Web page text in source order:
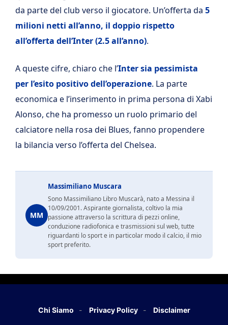
da parte del club verso il giocatore. Un’offerta da 5
milioni netti all’anno, il doppio rispetto
all’offerta dell’Inter (2.5 all’anno).
A queste cifre, chiaro che l’Inter sia pessimista
per l’esito positivo dell’operazione. La parte
economica e l’inserimento in prima persona di Xabi
Alonso, che ha promesso un ruolo primario del
calciatore nella rosa dei Blues, fanno propendere
la bilancia verso l’offerta del Chelsea.
MM
Massimiliano Muscara
Sono Massimiliano Libro Muscarà, nato a Messina il
10/09/2001. Aspirante giornalista, coltivo la mia
passione attraverso la scrittura di pezzi online,
conduzione radiofonica e trasmissioni sul web, tutte
riguardanti lo sport e in particolar modo il calcio, il mio
sport preferito.
Chi Siamo Privacy Policy Disclaimer